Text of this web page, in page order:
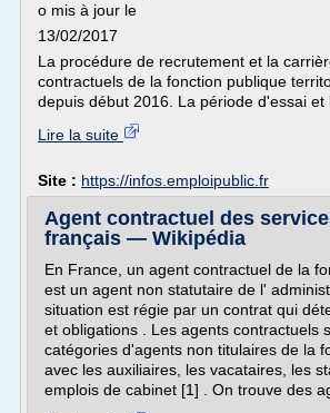
o mis à jour le
13/02/2017
La procédure de recrutement et la
contractuels de la fonction publique
depuis début 2016. La période d'essai et
Lire la suite
Site : https://infos.emploipublic.fr
Agent contractuel des
français — Wikipédia
En France, un agent contractuel de la
est un agent non statutaire de l'
situation est régie par un contrat qui
et obligations . Les agents contractuels
catégories d'agents non titulaires de la
avec les auxiliaires, les vacataires, les
emplois de cabinet [1] . On trouve des